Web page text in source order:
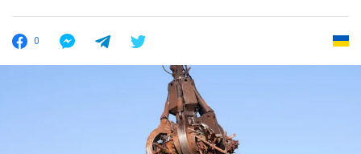
0